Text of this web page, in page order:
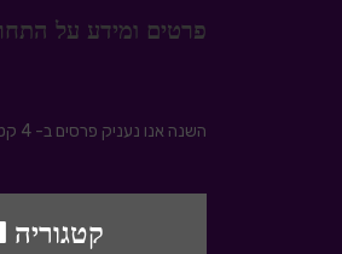
פרטים ומידע על
השנה אנו נעניק פרסים ב- 4 קטגוריות בתחום מיתוג המעסיק – בכל קטגוריה נבחר זוכים מחברות הייטק, מחברות שאינן הייטק ומחברות קטנות ובנוניות (עד 500 עובדים):
קטגוריה 1